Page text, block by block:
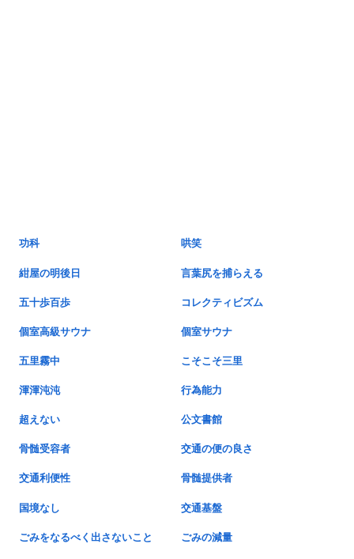
功科 哄笑
紺屋の明後日 言葉尻を捕らえる
五十歩百歩 コレクティビズム
個室高級サウナ 個室サウナ
五里霧中 こそこそ三里
渾渾沌沌 行為能力
超えない 公文書館
骨髄受容者 交通の便の良さ
交通利便性 骨髄提供者
国境なし 交通基盤
ごみをなるべく出さないこと ごみの減量